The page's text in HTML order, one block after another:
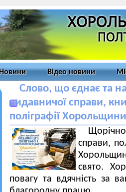
Новини Відео новини
Слово, що єднає та
видавничої справи,
поліграфії
справи,
свято.
повагу та вдячність за